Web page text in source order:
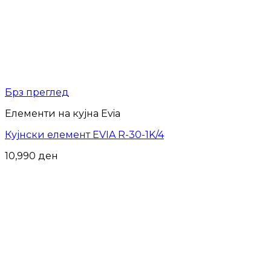
Брз преглед
Елементи на кујна Evia
Кујнски елемент EVIA R-30-1K/4
10,990 ден